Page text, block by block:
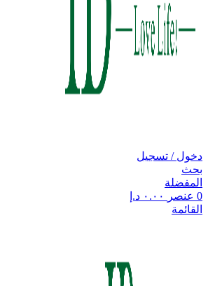
دخول / تسجيل
بحث
المفضلة
0 عنصر ٠.٠٠ د.إ
القائمة